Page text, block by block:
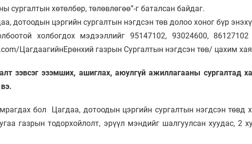
сургалтын хөтөлбөр, төлөвлөгөө”-г баталсан байдаг.
дотоодын цэргийн сургалтын нэгдсэн төв долоо хоног бүр
холбогдох мэдээллийг 95147102, 93024600,
ЦагдаагийнЕрөнхий газрын Сургалтын нэгдсэн төв/ цахим
зэвсэг эзэмших, ашиглах, аюулгүй ажиллагааны сургалтад
бол Цагдаа, дотоодын цэргийн сургалтын нэгдсэн төвд
газрын тодорхойлолт, эрүүл мэндийг шалгуулсан хуудас,